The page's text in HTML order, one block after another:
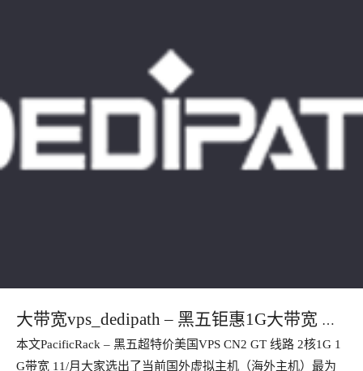
大带宽vps_dedipath – 黑五钜惠1G大带宽 不
限流量VPS美国服务器 终身五折起
本文PacificRack – 黑五超特价美国VPS CN2 GT 线路 2核1G 1
G带宽 11/月大家选出了当前国外虚拟主机（海外主机）最为